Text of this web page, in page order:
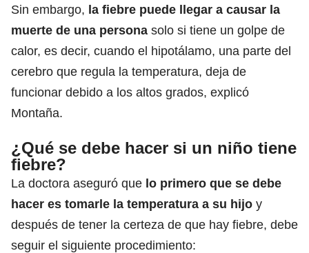
Sin embargo, la fiebre puede llegar a causar la
muerte de una persona solo si tiene un golpe de
calor, es decir, cuando el hipotálamo, una parte del
cerebro que regula la temperatura, deja de
funcionar debido a los altos grados, explicó
Montaña.
¿Qué se debe hacer si un niño tiene
fiebre?
La doctora aseguró que lo primero que se debe
hacer es tomarle la temperatura a su hijo y
después de tener la certeza de que hay fiebre, debe
seguir el siguiente procedimiento: